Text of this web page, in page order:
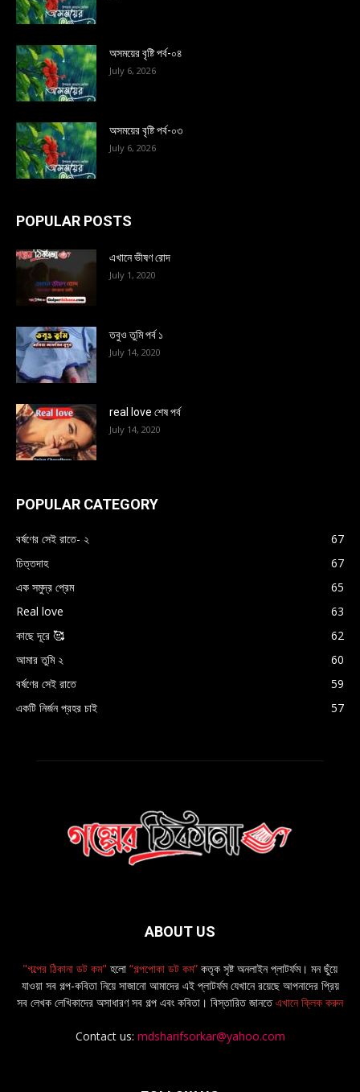
অসময়ের বৃষ্টি পর্ব-০৪
July 6, 2026
অসময়ের বৃষ্টি পর্ব-০৩
July 6, 2026
POPULAR POSTS
এখানে ভীষণ রোদ
July 1, 2020
তবুও তুমি পর্ব ১
July 14, 2020
real love শেষ পর্ব
July 14, 2020
POPULAR CATEGORY
বর্ষণের সেই রাতে- ২
67
চিত্তদাহ
67
এক সমুদ্র প্রেম
65
Real love
63
কাছে দূরে 🥰
62
আমার তুমি ২
60
বর্ষণের সেই রাতে
59
একটি নির্জন প্রহর চাই
57
ABOUT US
"গল্পের ঠিকানা ডট কম" হলো “গল্পপোকা ডট কম” কতৃক সৃষ্ট অনলাইন প্লাটর্ফম। মন ছুঁয়ে
যাওয়া সব গল্প-কবিতা নিয়ে সাজানো আমাদের এই প্লাটর্ফম যেখানে রয়েছে আপনাদের প্রিয়
সব লেখক লেখিকাদের অসাধারণ সব গল্প এবং কবিতা। বিস্তারিত জানতেএখানে ক্লিক করুন
Contact us: mdsharifsorkar@yahoo.com